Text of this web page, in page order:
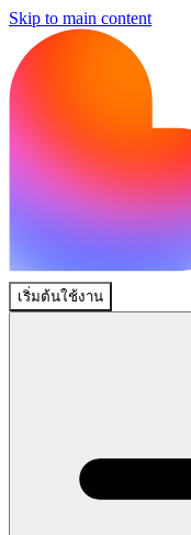
Skip to main content
เริ่มต้นใช้งาน